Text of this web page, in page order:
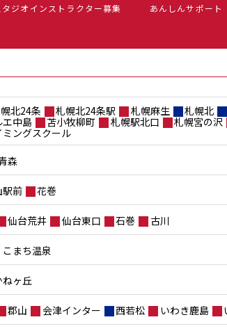
タジオインストラクター募集 あんしんサポート
北24条 札幌北24条駅 札幌麻生 札幌北
エ中島
苫小牧柳町 札幌駅北口 札幌宮の沢
ングスクール
森
前 花巻
仙台荒井 仙台東口 石巻 古川
まち温泉
ヶ丘
郡山 会津インター 西若松 いわき鹿島